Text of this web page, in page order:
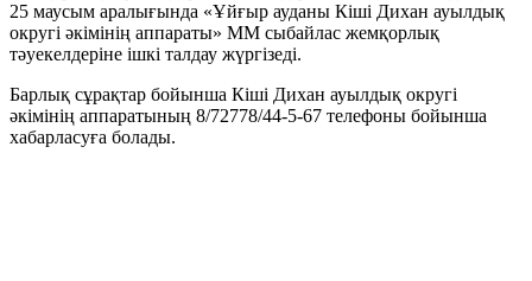
25 маусым аралығында «Ұйғыр ауданы Кіші Дихан ауылдық
округі әкімінің аппараты» ММ сыбайлас жемқорлық
тәуекелдеріне ішкі талдау жүргізеді.
Барлық сұрақтар бойынша Кіші Дихан ауылдық округі
әкімінің аппаратының 8/72778/44-5-67 телефоны бойынша
хабарласуға болады.